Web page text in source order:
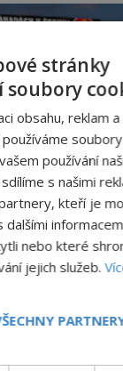
stránky
soubory
obsahu, reklam
používání
s našimi
kteří je
dalšími
nebo které
jejich služeb.